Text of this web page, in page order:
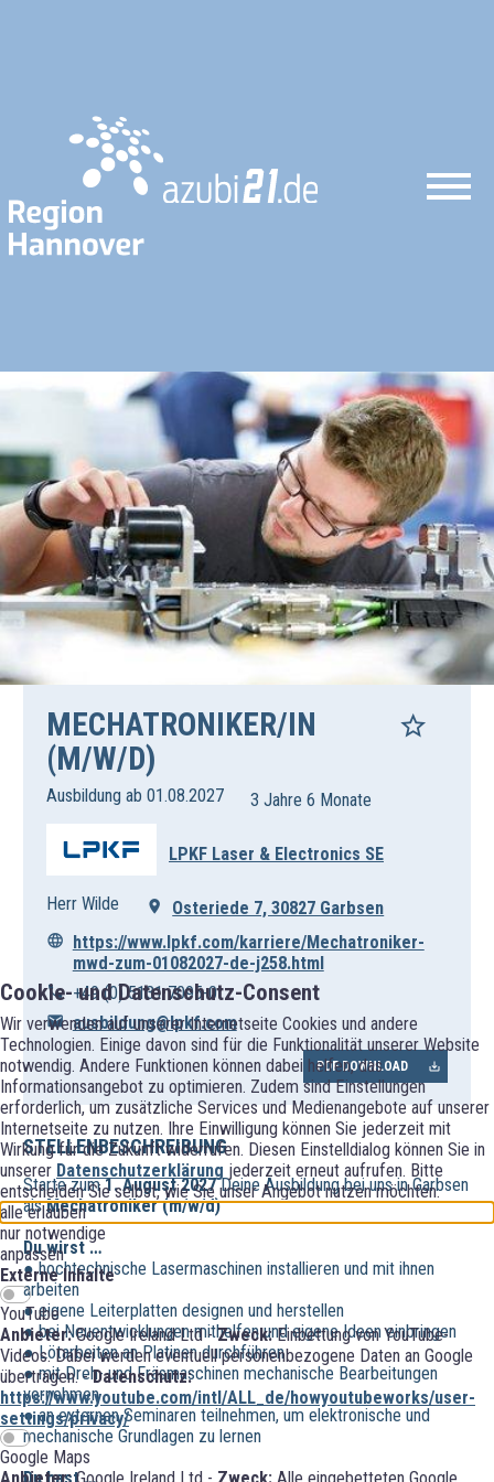
Cookie- und Datenschutz-Consent
Wir verwenden auf unserer Internetseite Cookies und andere
Technologien. Einige davon sind für die Funktionalität unserer Website
notwendig. Andere Funktionen können dabei helfen, das
Informationsangebot zu optimieren. Zudem sind Einstellungen
erforderlich, um zusätzliche Services und Medienangebote auf unserer
Internetseite zu nutzen. Ihre Einwilligung können Sie jederzeit mit
Wirkung für die Zukunft widerrufen. Diesen Einstelldialog können Sie in
unserer Datenschutzerklärung jederzeit erneut aufrufen. Bitte
entscheiden Sie selbst, wie Sie unser Angebot nutzen möchten.
alle erlauben
nur notwendige
anpassen
Externe Inhalte
YouTube
Anbieter:Google Ireland Ltd -Zweck:Einbettung von YouTube-
Videos. Dabei werden eventuell personenbezogene Daten an Google
übertragen. -Datenschutz:
https://www.youtube.com/intl/ALL_de/howyoutubeworks/user-
settings/privacy/
Google Maps
MECHATRONIKER/IN
(M/W/D)
Ausbildung ab 01.08.2027 3 Jahre 6 Monate
LPKF Laser & Electronics SE
Herr Wilde
Osteriede 7, 30827 Garbsen
https://www.lpkf.com/karriere/Mechatroniker-
mwd-zum-01082027-de-j258.html
+49 (0) 5131 7095-0
ausbildung@lpkf.com
PDF DOWNLOAD
STELLENBESCHREIBUNG
Starte zum1. August 2027Deine Ausbildung bei uns in Garbsen
alsMechatroniker (m/w/d)
Du wirst …
● hochtechnische Lasermaschinen installieren und mit ihnen
arbeiten
● eigene Leiterplatten designen und herstellen
● bei Neuentwicklungen mithelfen und eigene Ideen einbringen
● Lötarbeiten an Platinen durchführen
● mit Dreh- und Fräsmaschinen mechanische Bearbeitungen
vornehmen
● an externen Seminaren teilnehmen, um elektronische und
mechanische Grundlagen zu lernen